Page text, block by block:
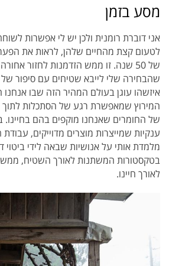
מסע בזמן
אני דוברת רומנית ולכן יש לי אפשרות
לטעום קצת מהחיים שלהן, לראות את
של 50 שנה. זו ממש הזדמנות לחזור
שהבחירה שלי לייבא שטיחים עם סיפור
איזשהו עוגן בעולם המהיר הזה שבו
המירוץ שמאפשרת רגע של הסתכלות לתוך
של החומרים שאנחנו מוקפים בהם בחיינו.
ענקיות שמייצרות מוצרים מדוייקים,
מלמדת אותי על אנושיות שבאה לידי ביטוי
בטקסטורות המשתנות לאורך השטיח,
לאורך חיינו.